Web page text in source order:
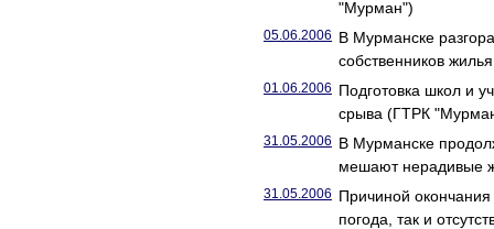
"Мурман")
05.06.2006 В Мурманске
собственников
01.06.2006 Подготовка школ и
срыва (ГТРК
31.05.2006 В Мурманске
мешают нерадивые
31.05.2006 Причиной
погода, так и